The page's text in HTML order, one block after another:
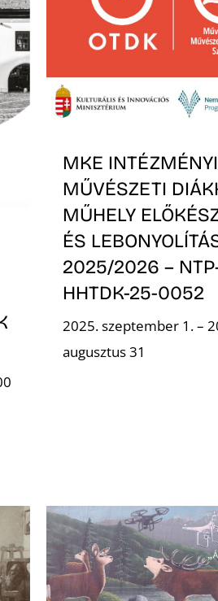
MKE INTÉZMÉNYI
MŰVÉSZETI
MŰHELY
ÉS
2025/2026 –
HHTDK-25-0052
2025. szeptember 1. –
augusztus 31